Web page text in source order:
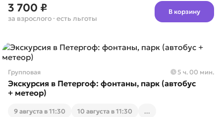
3 700 ₽
за взрослого · есть льготы
В корзину
Групповая 5 ч. 00 мин.
Экскурсия в Петергоф: фонтаны, парк (автобус
+ метеор)
9 августа в 11:30 10 августа в 11:30 ...